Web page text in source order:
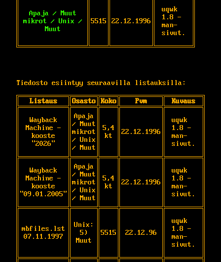
Apaja / Muut
mikrot / Unix /
Muut
5515 22.12.1996
uqwk
1.8 -
man-
sivut.
Tiedosto esiintyy seuraavilla listauksilla:
Listaus Osasto Koko Pvm Kuvaus
Wayback
Machine -
kooste
"2026"
Apaja
/ Muut
mikrot
/ Unix
/ Muut
5,4
kt
22.12.1996
uqwk
1.8 -
man-
sivut.
Wayback
Machine -
kooste
"09.01.2005"
Apaja
/ Muut
mikrot
/ Unix
/ Muut
5,4
kt
22.12.1996
uqwk
1.8 -
man-
sivut.
mbfiles.lst
07.11.1997
Unix:
5)
Muut
5515 22.12.96
uqwk
1.8 -
man-
sivut.